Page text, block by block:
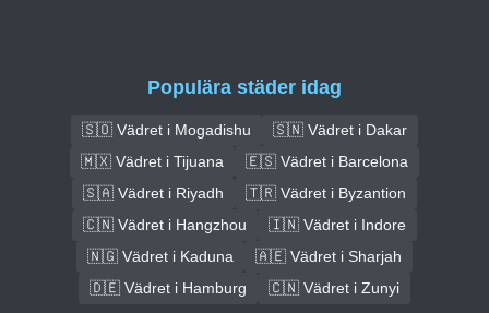
Populära städer idag
🇸🇴 Vädret i Mogadishu
🇸🇳 Vädret i Dakar
🇲🇽 Vädret i Tijuana
🇪🇸 Vädret i Barcelona
🇸🇦 Vädret i Riyadh
🇹🇷 Vädret i Byzantion
🇨🇳 Vädret i Hangzhou
🇮🇳 Vädret i Indore
🇳🇬 Vädret i Kaduna
🇦🇪 Vädret i Sharjah
🇩🇪 Vädret i Hamburg
🇨🇳 Vädret i Zunyi